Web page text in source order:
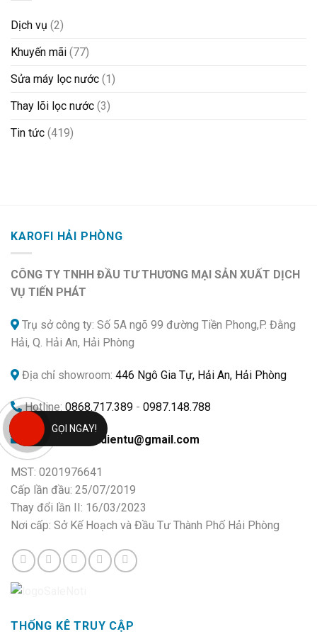
Dịch vụ (2)
Khuyến mãi (77)
Sửa máy lọc nước (1)
Thay lõi lọc nước (3)
Tin tức (419)
KAROFI HẢI PHÒNG
CÔNG TY TNHH ĐẦU TƯ THƯƠNG MẠI SẢN XUẤT DỊCH
VỤ TIẾN PHÁT
Trụ sở công ty: Số 5A ngõ 99 đường Tiền Phong,P. Đằng
Hải, Q. Hải An, Hải Phòng
Địa chỉ showroom: 446 Ngô Gia Tự, Hải An, Hải Phòng
Hotline: 0868.717.389 - 0987.148.788
Email: tienphatdientu@gmail.com
MST: 0201976641
Cấp lần đầu: 25/07/2019
Thay đổi lần II: 16/03/2023
Nơi cấp: Sở Kế Hoạch và Đầu Tư Thành Phố Hải Phòng
THỐNG KÊ TRUY CẬP
GỌI NGAY!